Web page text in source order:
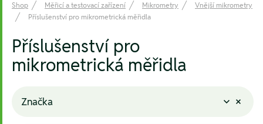
Shop Měřicí a testovací zařízení Mikrometry
Vnější mikrometry
Příslušenství pro mikrometrická měřidla
Příslušenství pro
mikrometrická měřidla
Značka